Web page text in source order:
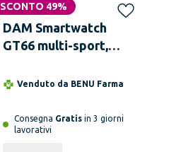
SCONTO 49%
DAM Smartwatch
GT66 multi-sport,
pressione e O2 nel
TWS 5.1 integrati.
Venduto da BENU Farma
Consegna Gratisin 3 giorni
lavorativi